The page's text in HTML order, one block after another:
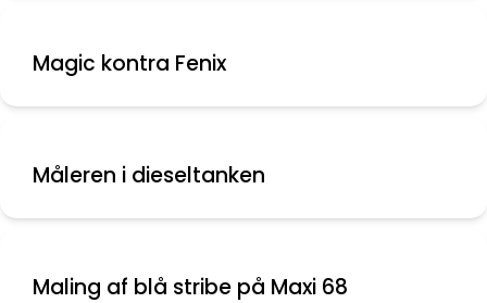
Magic kontra Fenix
Måleren i dieseltanken
Maling af blå stribe på Maxi 68